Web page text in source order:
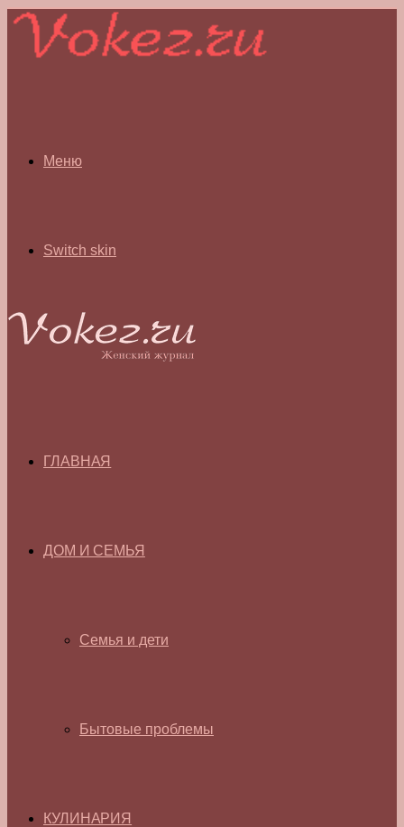
Меню
Switch skin
ГЛАВНАЯ
ДОМ И СЕМЬЯ
Семья и дети
Бытовые проблемы
КУЛИНАРИЯ